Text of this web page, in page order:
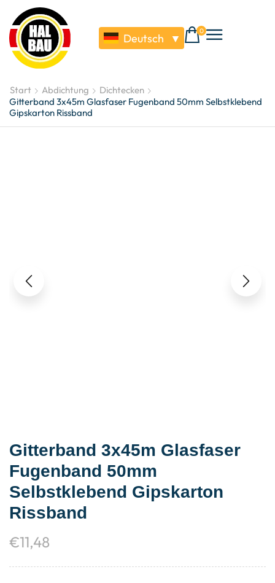
Deutsch ▼
0
Start Abdichtung
Dichtecken
Gitterband 3x45m Glasfaser Fugenband 50mm Selbstklebend
Gipskarton Rissband
Gitterband 3x45m Glasfaser
Fugenband 50mm
Selbstklebend Gipskarton
Rissband
€11,48